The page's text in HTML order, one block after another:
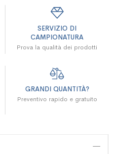
SERVIZIO DI
CAMPIONATURA
Prova la qualità dei prodotti
GRANDI QUANTITÀ?
Preventivo rapido e gratuito